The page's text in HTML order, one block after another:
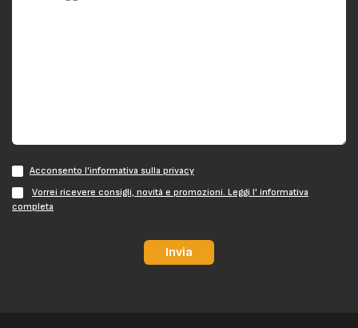
Acconsento l'informativa sulla privacy
Vorrei ricevere consigli, novità e promozioni. Leggi l' informativa
completa
Invia